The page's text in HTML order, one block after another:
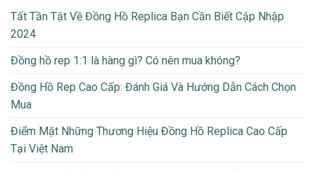
Tất Tần Tật Về Đồng Hồ Replica Bạn Cần Biết Cập Nhập
2024
Đồng hồ rep 1:1 là hàng gì? Có nên mua không?
Đồng Hồ Rep Cao Cấp: Đánh Giá Và Hướng Dẫn Cách Chọn
Mua
Điểm Mặt Những Thương Hiệu Đồng Hồ Replica Cao Cấp
Tại Việt Nam